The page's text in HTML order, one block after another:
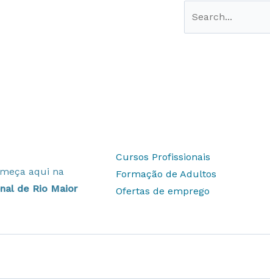
aqui na
de Rio Maior
Cursos Profissionais
Formação de Adultos
Ofertas de emprego